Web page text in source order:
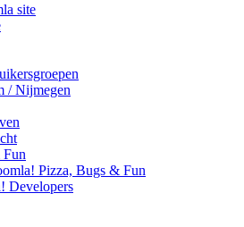
site
/ Nijmegen
Fun
Pizza, Bugs & Fun
Developers